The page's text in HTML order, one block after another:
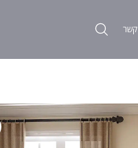
קשר